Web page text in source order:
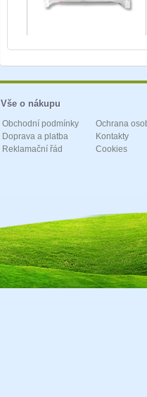
Vše o nákupu
Obchodní podmínky
Doprava a platba
Reklamační řád
Ochrana
Kontakty
Cookies